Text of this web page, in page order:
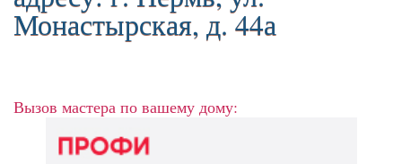
Монастырская, д. 44а
Вызов мастера по вашему дому: